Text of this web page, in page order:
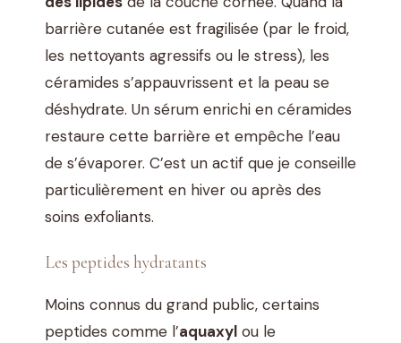
barrière cutanée est fragilisée (par le froid,
les nettoyants agressifs ou le stress), les
céramides s’appauvrissent et la peau se
déshydrate. Un sérum enrichi en céramides
restaure cette barrière et empêche l’eau
de s’évaporer. C’est un actif que je conseille
particulièrement en hiver ou après des
soins exfoliants.
Les peptides hydratants
Moins connus du grand public, certains
peptides comme l’aquaxyl ou le